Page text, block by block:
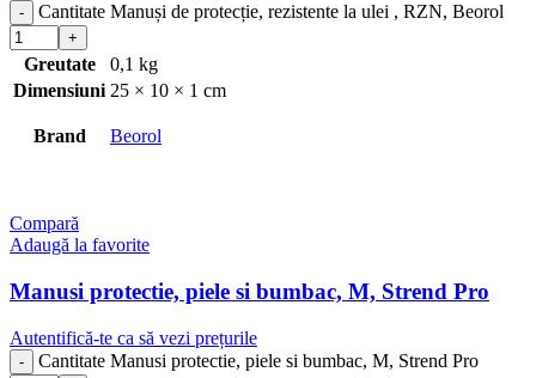
Cantitate Manuși de protecție, rezistente la ulei , RZN, Beorol
Greutate
0,1 kg
Dimensiuni 25 × 10 × 1 cm
Brand Beorol
Compară
Adaugă la favorite
Manusi protectie, piele si bumbac, M, Strend Pro
Cantitate Manusi protectie, piele si bumbac, M, Strend Pro